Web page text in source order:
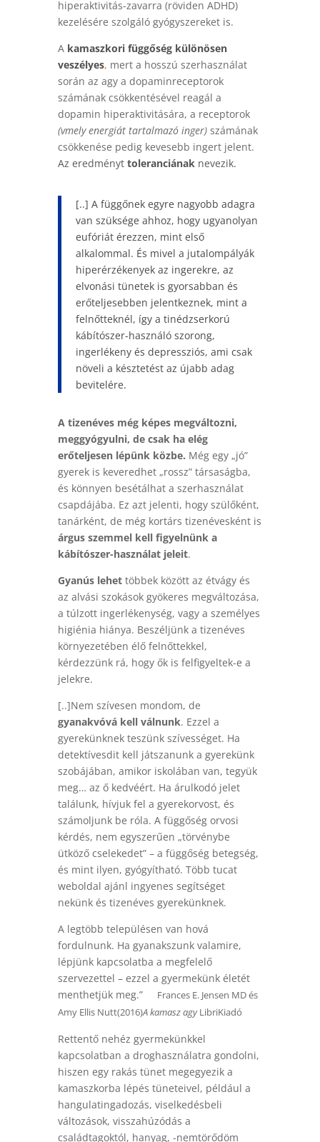
hiperaktivitás-zavarra (röviden ADHD)
kezelésére szolgáló gyógyszereket is.
A kamaszkori függőség különösen
veszélyes, mert a hosszú szerhasználat
során az agy a dopaminreceptorok
számának csökkentésével reagál a
dopamin hiperaktivitására, a receptorok
(vmely energiát tartalmazó inger)számának
csökkenése pedig kevesebb ingert jelent.
Az eredményt toleranciánaknevezik.
[..] A függőnek egyre nagyobb adagra
van szüksége ahhoz, hogy ugyanolyan
eufóriát érezzen, mint első
alkalommal. És mivel a jutalompályák
hiperérzékenyek az ingerekre, az
elvonási tünetek is gyorsabban és
erőteljesebben jelentkeznek, mint a
felnőtteknél, így a tinédzserkorú
kábítószer-használó szorong,
ingerlékeny és depressziós, ami csak
növeli a késztetést az újabb adag
bevitelére.
A tizenéves még képes megváltozni,
meggyógyulni, de csak ha elég
erőteljesen lépünk közbe. Még egy „jó”
gyerek is keveredhet „rossz” társaságba,
és könnyen besétálhat a szerhasználat
csapdájába. Ez azt jelenti, hogy szülőként,
tanárként, de még kortárs tizenévesként is
árgus szemmel kell figyelnünk a
kábítószer-használat jeleit.
Gyanús lehet többek között az étvágy és
az alvási szokások gyökeres megváltozása,
a túlzott ingerlékenység, vagy a személyes
higiénia hiánya. Beszéljünk a tizenéves
környezetében élő felnőttekkel,
kérdezzünk rá, hogy ők is felfigyeltek-e a
jelekre.
[..]Nem szívesen mondom, de
gyanakvóvá kell válnunk. Ezzel a
gyerekünknek teszünk szívességet. Ha
detektívesdit kell játszanunk a gyerekünk
szobájában, amikor iskolában van, tegyük
meg… az ő kedvéért. Ha árulkodó jelet
találunk, hívjuk fel a gyerekorvost, és
számoljunk be róla. A függőség orvosi
kérdés, nem egyszerűen „törvénybe
ütköző cselekedet” – a függőség betegség,
és mint ilyen, gyógyítható. Több tucat
weboldal ajánl ingyenes segítséget
nekünk és tizenéves gyerekünknek.
A legtöbb településen van hová
fordulnunk. Ha gyanakszunk valamire,
lépjünk kapcsolatba a megfelelő
szervezettel – ezzel a gyermekünk életét
menthetjük meg.”
Frances E. Jensen MD és
Amy Ellis Nutt(2016)A kamasz agyLibriKiadó
Rettentő nehéz gyermekünkkel
kapcsolatban a droghasználatra gondolni,
hiszen egy rakás tünet megegyezik a
kamaszkorba lépés tüneteivel, például a
hangulatingadozás, viselkedésbeli
változások, visszahúzódás a
családtagoktól, hanyag, -nemtörődöm